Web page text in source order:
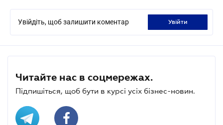
Увійдіть, щоб залишити коментар увійти
Читайте нас в соцмережах.
Підпишіться, щоб бути в курсі усіх бізнес-новин.